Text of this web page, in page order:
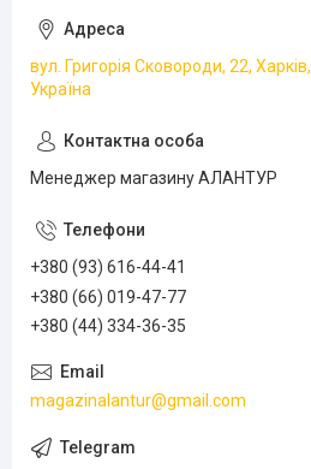
вул. Григорія Сковороди, 22, Харків,
Україна
Менеджер магазину АЛАНТУР
+380 (93) 616-44-41
+380 (66) 019-47-77
+380 (44) 334-36-35
magazinalantur@gmail.com